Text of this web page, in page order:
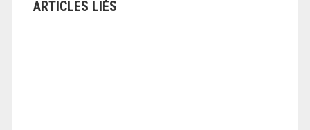
ARTICLES LIÉS